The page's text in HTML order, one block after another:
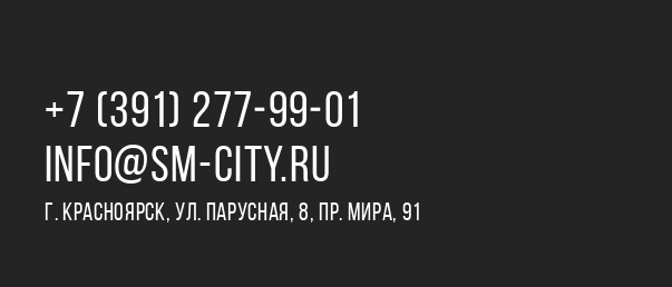
+7 (391) 277‒99‒01
INFO@SM-CITY.RU
Г. КРАСНОЯРСК, УЛ. ПАРУСНАЯ, 8, ПР. МИРА, 91